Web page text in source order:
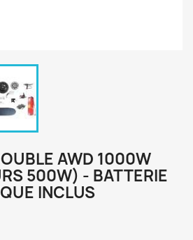
AWD 1000W
500W) - BATTERIE
INCLUS